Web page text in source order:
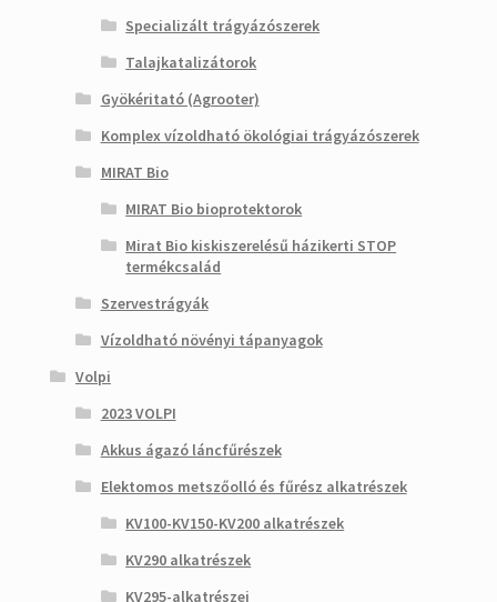
Specializált trágyázószerek
Talajkatalizátorok
Gyökéritató (Agrooter)
Komplex vízoldható ökológiai trágyázószerek
MIRAT Bio
MIRAT Bio bioprotektorok
Mirat Bio kiskiszerelésű házikerti STOP
termékcsalád
Szervestrágyák
Vízoldható növényi tápanyagok
Volpi
2023 VOLPI
Akkus ágazó láncfűrészek
Elektomos metszőolló és fűrész alkatrészek
KV100-KV150-KV200 alkatrészek
KV290 alkatrészek
KV295-alkatrészei